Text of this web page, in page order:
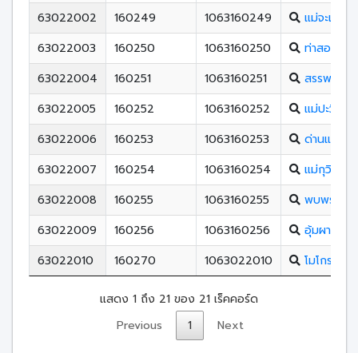
63022002
160249 1063160249
แม่จะเราวิ
63022003
160250 1063160250
ท่าสองยา
63022004
160251 1063160251
สรรพวิทย
63022005
160252 1063160252
แม่ปะวิทย
63022006
160253 1063160253
ด่านแม่ละ
63022007
160254 1063160254
แม่กุวิทยา
63022008
160255 1063160255
พบพระวิท
63022009
160256 1063160256
อุ้มผางวิท
63022010
160270 1063022010 โมโกรวิทย
แสดง 1 ถึง 21 ของ 21 เร็คคอร์ด
Previous
1 Next